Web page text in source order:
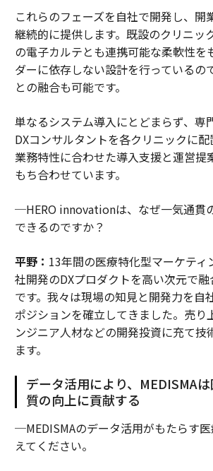
これらのフェーズを自社で開発し、開
継続的に提供します。既設のクリニッ
の電子カルテとも連携可能な柔軟性を
ダーに依存しない設計を行っているの
との融合も可能です。
単なるシステム導入にとどまらず、専
DXコンサルタントを各クリニックに
業務特性に合わせた導入支援と運営提
もち合わせています。
─HERO innovationは、なぜ一気通貫
できるのですか？
平野： 13年間の医療特化型マーケティ
社開発のDXプロダクトを高い次元で
です。我々は現場の知見と開発力を自
ポジションを確立してきました。売り
ンジニア人材などの開発投資に充て技
ます。
データ活用により、MEDISMA
質の向上に貢献する
─MEDISMAのデータ活用がもたらす
えてください。